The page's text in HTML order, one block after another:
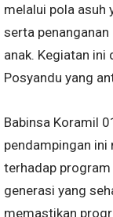
melalui pola asuh
serta
anak. Kegiatan ini
Posyandu yang
Babinsa Koramil
pendampingan ini
terhadap
generasi yang
memastikan